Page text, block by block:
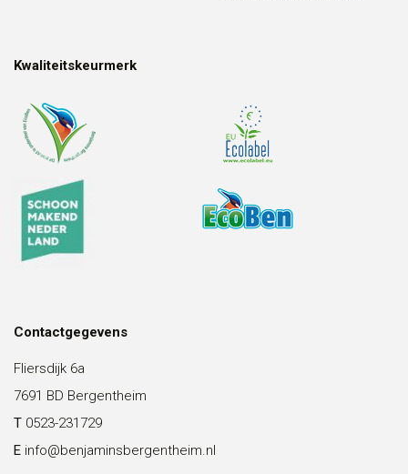
Kwaliteitskeurmerk
Contactgegevens
Fliersdijk 6a
7691 BD Bergentheim
T 0523-231729
E info@benjaminsbergentheim.nl